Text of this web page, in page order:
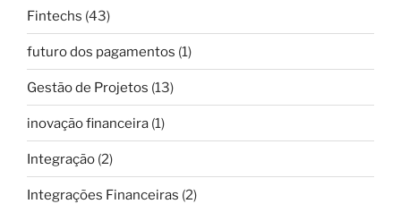
Fintechs (43)
futuro dos pagamentos (1)
Gestão de Projetos (13)
inovação financeira (1)
Integração (2)
Integrações Financeiras (2)